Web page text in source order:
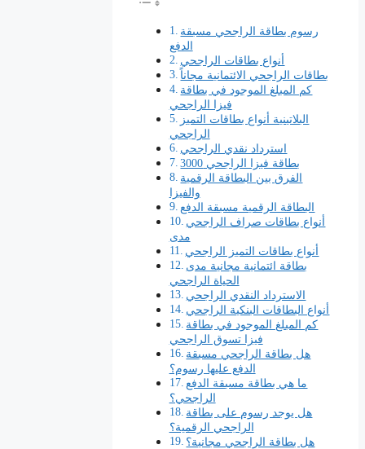
رسوم بطاقة الراجحي مسبقة
الدفع
أنواع بطاقات الراجحي
بطاقات الراجحي الائتمانية مجاناً
كم المبلغ الموجود في بطاقة
فيزا الراجحي
البلاتينية أنواع بطاقات التميز
الراجحي
استرداد نقدي الراجحي
بطاقة فيزا الراجحي 3000
الفرق بين البطاقة الرقمية
والفيزا
البطاقة الرقمية مسبقة الدفع
أنواع بطاقات صراف الراجحي
مدى
أنواع بطاقات التميز الراجحي
بطاقة ائتمانية مجانية مدى
الحياة الراجحي
الاسترداد النقدي الراجحي
أنواع البطاقات البنكية الراجحي
كم المبلغ الموجود في بطاقة
فيزا تسوق الراجحي
هل بطاقة الراجحي مسبقة
الدفع عليها رسوم؟
ما هي بطاقة مسبقة الدفع
الراجحي؟
هل يوجد رسوم على بطاقة
الراجحي الرقمية؟
هل بطاقة الراجحي مجانية؟